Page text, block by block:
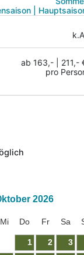
|
ab 163,- | 211,-
pro
2026
Mi Do Fr Sa
1 2 3